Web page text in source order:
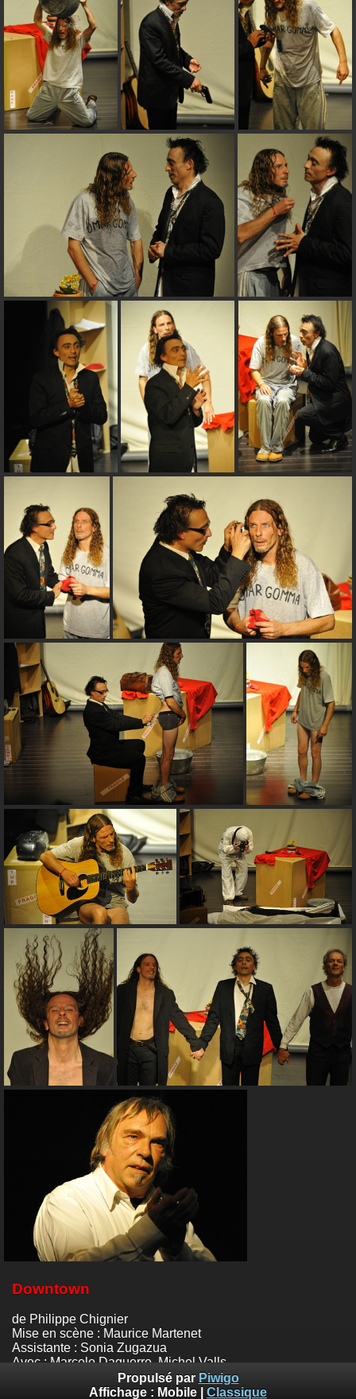
Downtown
de Philippe Chignier
Mise en scène : Maurice Martenet
Assistante : Sonia Zugazua
Avec : Marcelo Daguerre, Michel Valls
Musicien : Alain Ray
Emile Zeizig
Propulsé par Piwigo
Affichage : Mobile Classique